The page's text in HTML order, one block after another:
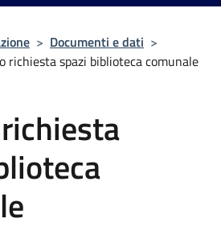
> Documenti e dati >
richiesta spazi biblioteca comunale